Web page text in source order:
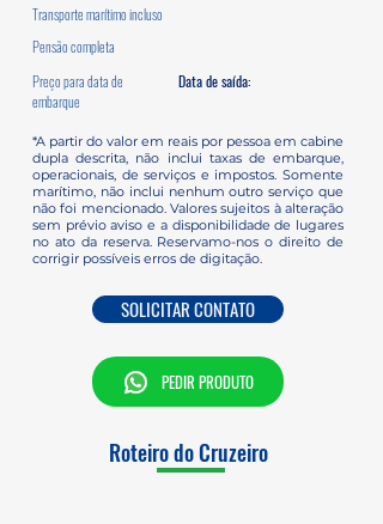
Transporte marítimo incluso
Pensão completa
Preço para data de
embarque
Data de saída:
*A partir do valor em reais por pessoa em cabine
dupla descrita, não inclui taxas de embarque,
operacionais, de serviços e impostos. Somente
marítimo, não inclui nenhum outro serviço que
não foi mencionado. Valores sujeitos à alteração
sem prévio aviso e a disponibilidade de lugares
no ato da reserva. Reservamo-nos o direito de
corrigir possíveis erros de digitação.
SOLICITAR CONTATO
PEDIR PRODUTO
Roteiro do Cruzeiro